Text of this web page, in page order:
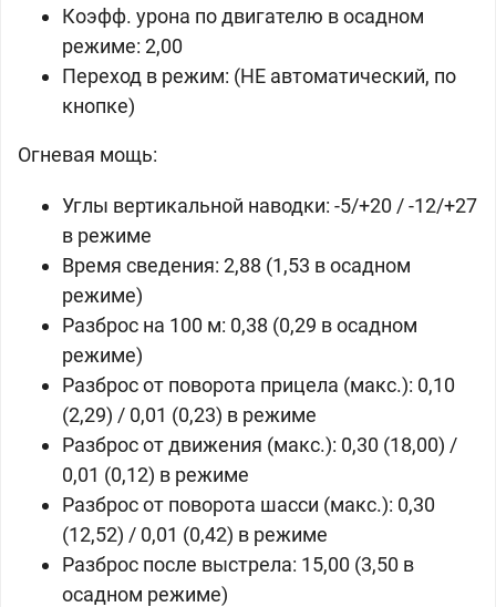
Коэфф. урона по двигателю в осадном
режиме: 2,00
Переход в режим: (НЕ автоматический, по
кнопке)
Огневая мощь:
Углы вертикальной наводки: -5/+20 / -12/+27
в режиме
Время сведения: 2,88 (1,53 в осадном
режиме)
Разброс на 100 м: 0,38 (0,29 в осадном
режиме)
Разброс от поворота прицела (макс.): 0,10
(2,29) / 0,01 (0,23) в режиме
Разброс от движения (макс.): 0,30 (18,00) /
0,01 (0,12) в режиме
Разброс от поворота шасси (макс.): 0,30
(12,52) / 0,01 (0,42) в режиме
Разброс после выстрела: 15,00 (3,50 в
осадном режиме)